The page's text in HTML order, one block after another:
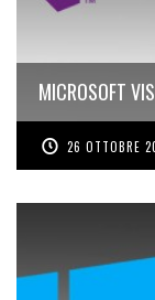
MICROSOFT
26 OTTOBRE